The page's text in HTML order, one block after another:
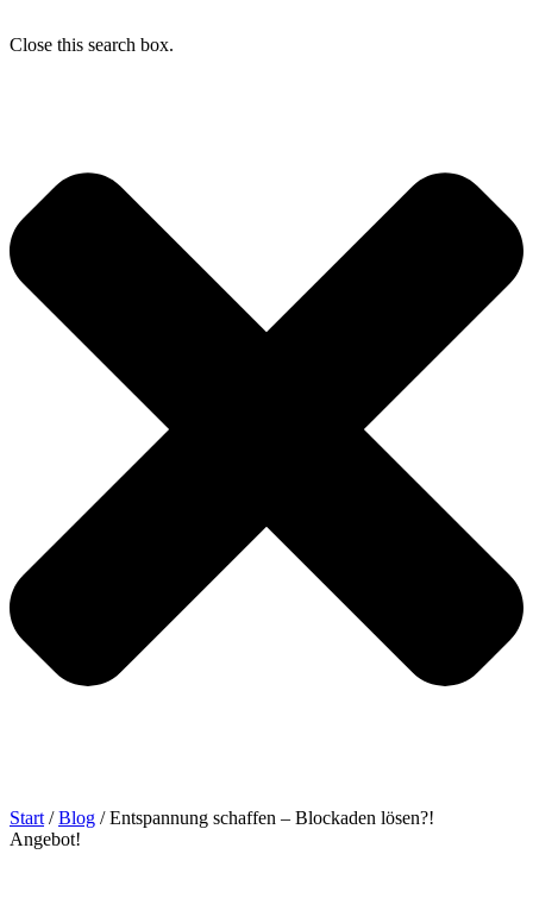
Close this search box.
Start /Blog / Entspannung schaffen – Blockaden lösen?!
Angebot!